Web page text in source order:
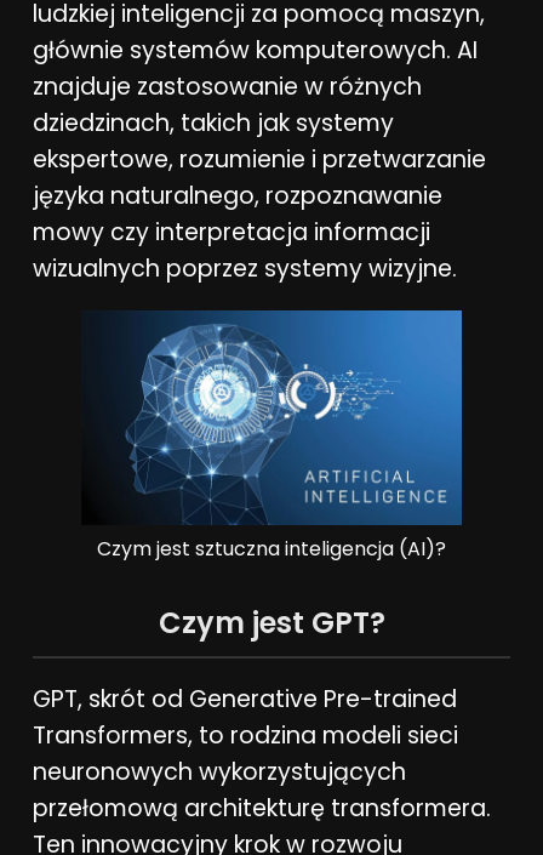
ludzkiej inteligencji za pomocą maszyn,
głównie systemów komputerowych. AI
znajduje zastosowanie w różnych
dziedzinach, takich jak systemy
ekspertowe, rozumienie i przetwarzanie
języka naturalnego, rozpoznawanie
mowy czy interpretacja informacji
wizualnych poprzez systemy wizyjne.
Czym jest sztuczna inteligencja (AI)?
Czym jest GPT?
GPT, skrót od Generative Pre-trained
Transformers, to rodzina modeli sieci
neuronowych wykorzystujących
przełomową architekturę transformera.
Ten innowacyjny krok w rozwoju